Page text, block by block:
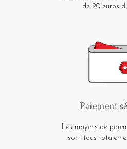
de 20 euros
Paiement
Les moyens de
sont tous